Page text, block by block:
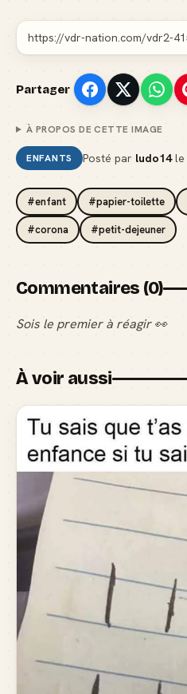
Partager
À PROPOS DE CETTE IMAGE
ENFANTS Posté par ludo14le
#enfant #papier-toilette
#corona #petit-dejeuner
Commentaires (0)
Sois le premier à réagir 👀
À voir aussi